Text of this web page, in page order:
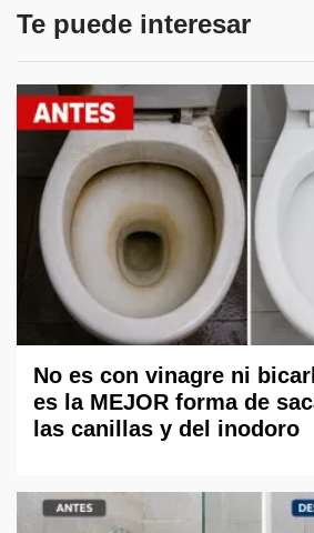
Te puede interesar
No es con vinagre ni
es la MEJOR forma de
las canillas y del inodoro